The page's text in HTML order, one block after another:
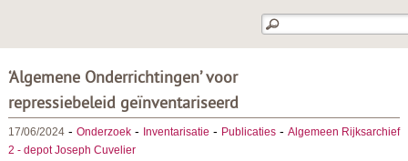
‘Algemene Onderrichtingen’ voor
repressiebeleid geïnventariseerd
17/06/2024- Onderzoek- Inventarisatie - Publicaties- Algemeen Rijksarchief
2 - depot Joseph Cuvelier